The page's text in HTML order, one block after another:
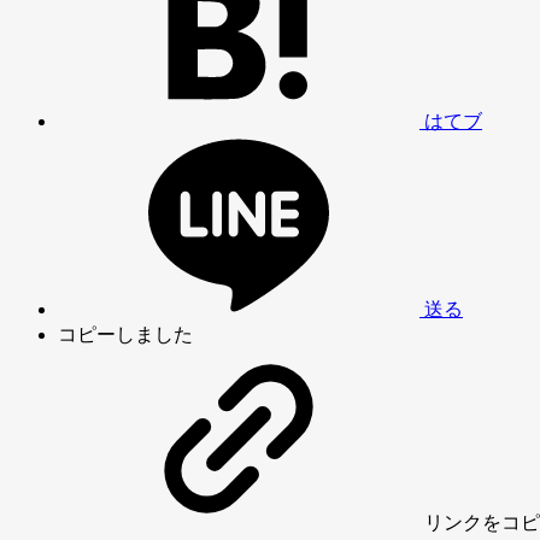
はてブ
送る
コピーしました
リンク をコ